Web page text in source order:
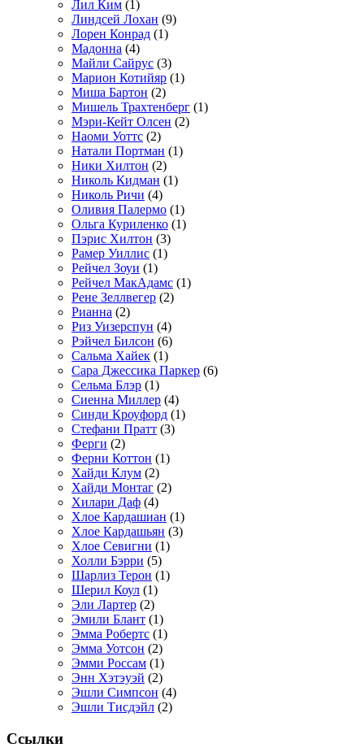
Лил Ким (1)
Линдсей Лохан (9)
Лорен Конрад (1)
Мадонна (4)
Майли Сайрус (3)
Марион Котийяр (1)
Миша Бартон (2)
Мишель Трахтенберг (1)
Мэри-Кейт Олсен (2)
Наоми Уоттс (2)
Натали Портман (1)
Ники Хилтон (2)
Николь Кидман (1)
Николь Ричи (4)
Оливия Палермо (1)
Ольга Куриленко (1)
Пэрис Хилтон (3)
Рамер Уиллис (1)
Рейчел Зоуи (1)
Рейчел МакАдамс (1)
Рене Зеллвегер (2)
Рианна (2)
Риз Уизерспун (4)
Рэйчел Билсон (6)
Сальма Хайек (1)
Сара Джессика Паркер (6)
Сельма Блэр (1)
Сиенна Миллер (4)
Синди Кроуфорд (1)
Стефани Пратт (3)
Ферги (2)
Ферни Коттон (1)
Хайди Клум (2)
Хайди Монтаг (2)
Хилари Даф (4)
Хлое Кардашиан (1)
Хлое Кардашьян (3)
Хлое Севигни (1)
Холли Бэрри (5)
Шарлиз Терон (1)
Шерил Коул (1)
Эли Лартер (2)
Эмили Блант (1)
Эмма Робертс (1)
Эмма Уотсон (2)
Эмми Россам (1)
Энн Хэтэуэй (2)
Эшли Симпсон (4)
Эшли Тисдэйл (2)
Ссылки